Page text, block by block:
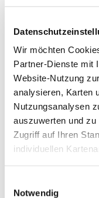
Wir möchten
Partner-Dienste mit
Website-Nutzung
analysieren, Karten
Nutzungsanalysen
auszuwerten und
Zugriff auf Ihren
individuellen
unsere Partner
Notwendig
über einen
Plakatausstellung.
gelesen, das
Meer, die Heimat
Gruppentänze
Am Nachmittag
Caspary, Mitglied
Reinhard Fischer
politische Bildung,
Junge europäische
gehen die